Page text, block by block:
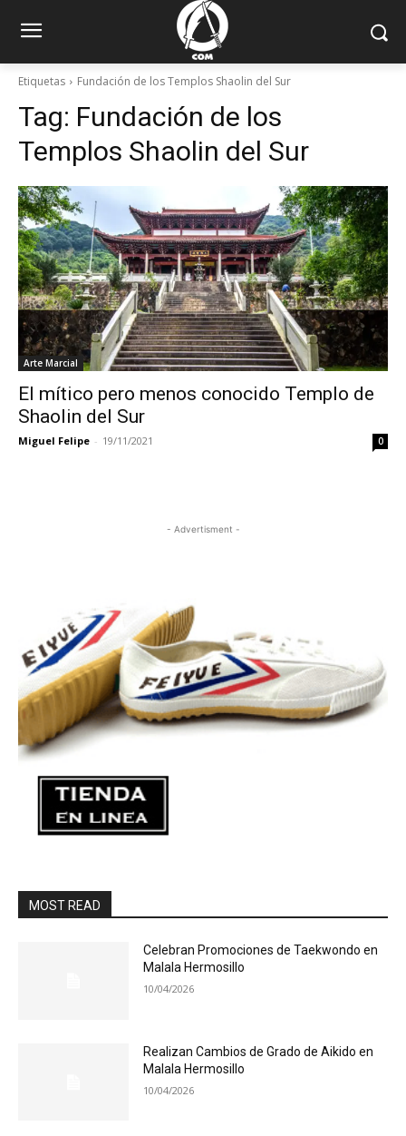
Etiquetas Fundación de los Templos Shaolin del Sur
Tag: Fundación de los
Templos Shaolin del Sur
Arte Marcial
El mítico pero menos conocido Templo de
Shaolin del Sur
Miguel Felipe - 19/11/2021 0
- Advertisment -
MOST READ
Celebran Promociones de Taekwondo en
Malala Hermosillo
10/04/2026
Realizan Cambios de Grado de Aikido en
Malala Hermosillo
10/04/2026